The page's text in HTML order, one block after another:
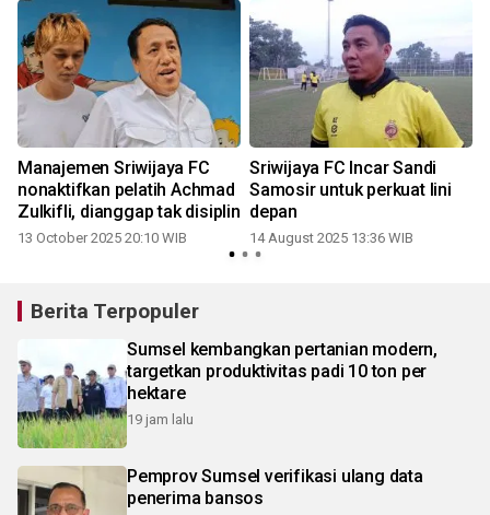
Manajemen Sriwijaya FC
nonaktifkan pelatih Achmad
Zulkifli, dianggap tak disiplin
13 October 2025 20:10 WIB
Sriwijaya FC Incar Sandi
Samosir untuk perkuat lini
depan
14 August 2025 13:36 WIB
Berita Terpopuler
Sumsel kembangkan pertanian modern,
targetkan produktivitas padi 10 ton per
hektare
19 jam lalu
Pemprov Sumsel verifikasi ulang data
penerima bansos